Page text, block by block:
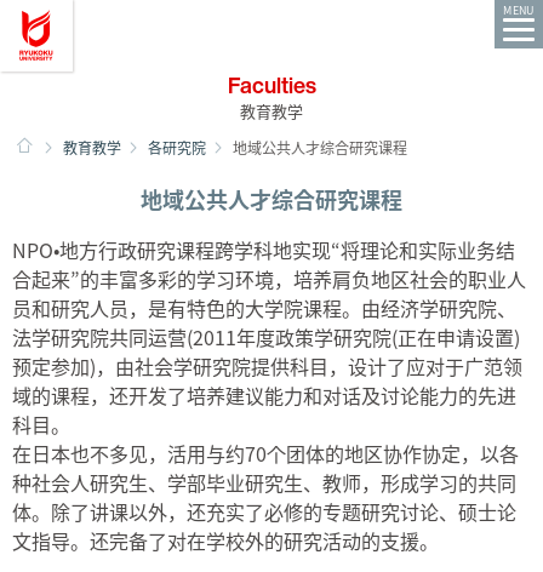
Ryukoku University You, Unlimited
MENU
Faculties
教育教学
HOME
教育教学 各研究院 地域公共人才综合研究课程
地域公共人才综合研究课程
NPO•地方行政研究课程跨学科地实现“将理论和实际业务结
合起来”的丰富多彩的学习环境，培养肩负地区社会的职业人
员和研究人员，是有特色的大学院课程。由经济学研究院、
法学研究院共同运营(2011年度政策学研究院(正在申请设置)
预定参加)，由社会学研究院提供科目，设计了应对于广范领
域的课程，还开发了培养建议能力和对话及讨论能力的先进
科目。
在日本也不多见，活用与约70个团体的地区协作协定，以各
种社会人研究生、学部毕业研究生、教师，形成学习的共同
体。除了讲课以外，还充实了必修的专题研究讨论、硕士论
文指导。还完备了对在学校外的研究活动的支援。